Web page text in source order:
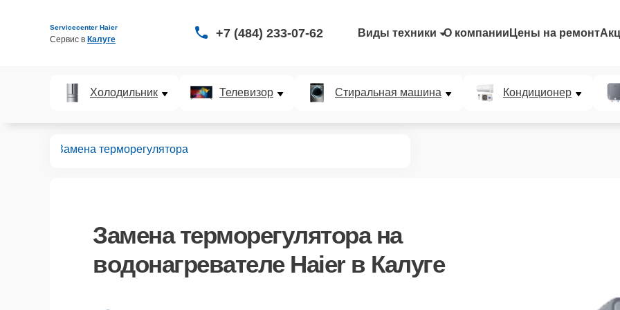
Servicecenter Haier
Сервис в Калуге +7 (484) 233-07-62 Виды техники О компании Цены на ремонт
Холодильник Телевизор Стиральная машина Кондиционер
Замена терморегулятора
Замена терморегуляторана
водонагревателе Haier в Калуге